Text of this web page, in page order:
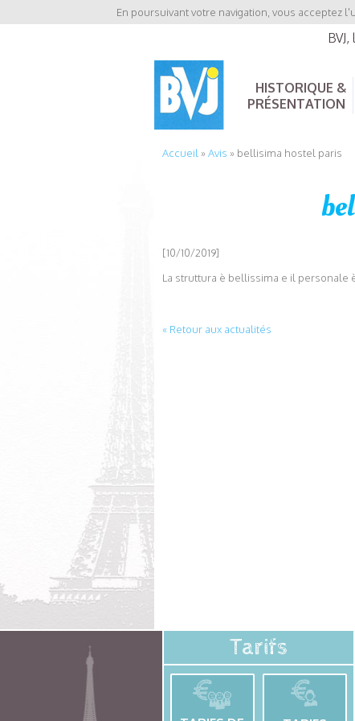
En poursuivant votre navigation, vous acceptez
HISTORIQUE &
PRÉSENTATION
Accueil »Avis » bellisima hostel paris
[10/10/2019]
La struttura è bellissima e il
« Retour aux actualités
Tarifs